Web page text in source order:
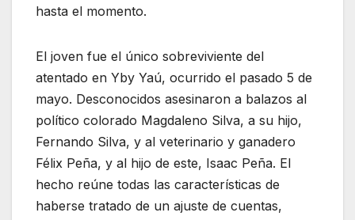
hasta el momento.
El joven fue el único sobreviviente del
atentado en Yby Yaú, ocurrido el pasado 5 de
mayo. Desconocidos asesinaron a balazos al
político colorado Magdaleno Silva, a su hijo,
Fernando Silva, y al veterinario y ganadero
Félix Peña, y al hijo de este, Isaac Peña. El
hecho reúne todas las características de
haberse tratado de un ajuste de cuentas,